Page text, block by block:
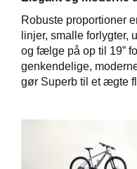
Robuste proportioner
linjer, smalle forlygter,
og fælge på op til 19”
genkendelige,
gør Superb til et ægte